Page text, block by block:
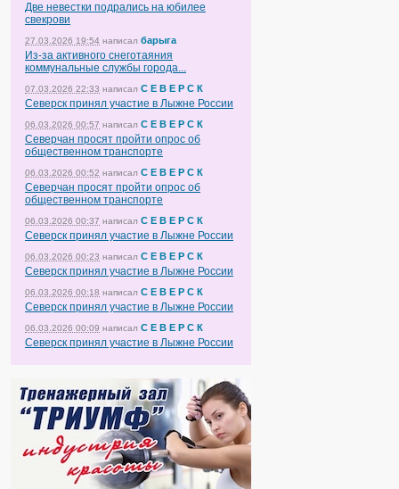
Две невестки подрались на юбилее
свекрови
27.03.2026 19:54 написал барыга
Из-за активного снеготаяния
коммунальные службы города...
07.03.2026 22:33 написал С Е В Е Р С К
Северск принял участие в Лыжне России
06.03.2026 00:57 написал С Е В Е Р С К
Северчан просят пройти опрос об
общественном транспорте
06.03.2026 00:52 написал С Е В Е Р С К
Северчан просят пройти опрос об
общественном транспорте
06.03.2026 00:37 написал С Е В Е Р С К
Северск принял участие в Лыжне России
06.03.2026 00:23 написал С Е В Е Р С К
Северск принял участие в Лыжне России
06.03.2026 00:18 написал С Е В Е Р С К
Северск принял участие в Лыжне России
06.03.2026 00:09 написал С Е В Е Р С К
Северск принял участие в Лыжне России